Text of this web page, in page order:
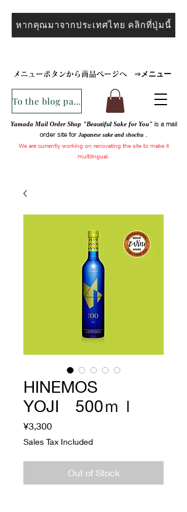
หากคุณมาจากประเทศไทย คลิกที่ปุ่มนี้
メニューボタンから商品ページへ ⇒ メニュー
To the blog page
Yamada Mail Order Shop "Beautiful Sake for You"is a mail
order site for Japanese sake and shochu
We are currentlyworking on renovating the site to make it
multilingual.
HINEMOS
YOJI 500ｍｌ
¥3,300Price
Sales Tax Included
Out of Stock